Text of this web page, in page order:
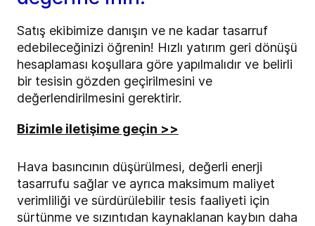
Satış ekibimize danışın ve ne kadar tasarruf
edebileceğinizi öğrenin! Hızlı yatırım geri dönüşü
hesaplaması koşullara göre yapılmalıdır ve belirli
bir tesisin gözden geçirilmesini ve
değerlendirilmesini gerektirir.
Bizimle iletişime geçin >>
Hava basıncının düşürülmesi, değerli enerji
tasarrufu sağlar ve ayrıca maksimum maliyet
verimliliği ve sürdürülebilir tesis faaliyeti için
sürtünme ve sızıntıdan kaynaklanan kaybın daha